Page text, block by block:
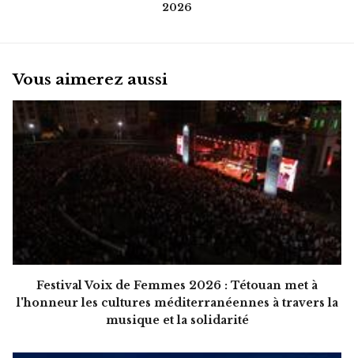
2026
Vous aimerez aussi
Festival Voix de Femmes 2026 : Tétouan met à
l'honneur les cultures méditerranéennes à travers la
musique et la solidarité